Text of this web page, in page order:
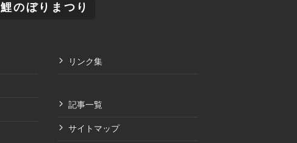
鯉のぼりまつり
リンク集
記事一覧
サイトマップ